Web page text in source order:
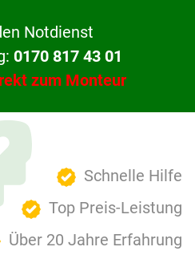
Notdienst
0170 817 43 01
zum Monteur
Schnelle Hilfe
Top Preis-Leistung
Über 20 Jahre Erfahrung